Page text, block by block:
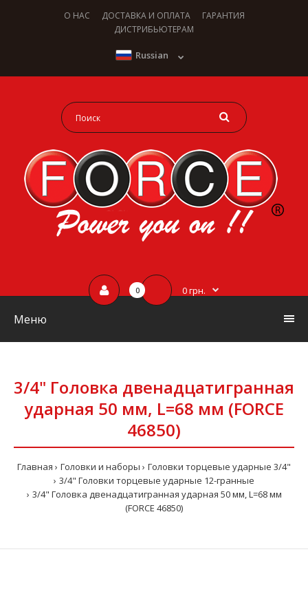
О НАС ДОСТАВКА И ОПЛАТА
ГАРАНТИЯ
ДИСТРИБЬЮТЕРАМ
Russian
0 0 грн.
Меню
3/4" Головка двенадцатигранная
ударная 50 мм, L=68 мм (FORCE
46850)
Главная Головки и наборы
Головки торцевые ударные 3/4"
3/4" Головки торцевые ударные 12-гранные
3/4" Головка двенадцатигранная ударная 50 мм, L=68 мм
(FORCE 46850)